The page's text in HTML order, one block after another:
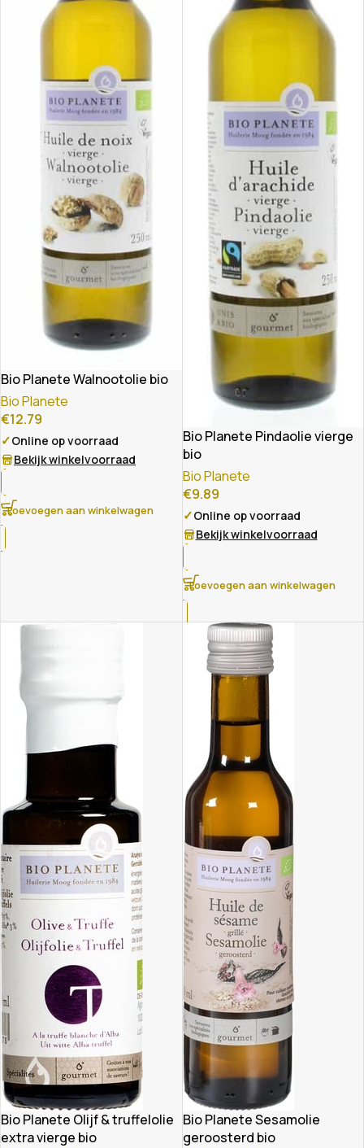
Bio Planete Walnootolie bio
Bio Planete
€12.79
✓Online op voorraad
Bekijk winkelvoorraad
Toevoegen aan winkelwagen
Bio Planete Pindaolie vierge
bio
Bio Planete
€9.89
✓Online op voorraad
Bekijk winkelvoorraad
Toevoegen aan winkelwagen
Bio Planete Olijf & truffelolie
extra vierge bio
Bio Planete Sesamolie
geroosterd bio